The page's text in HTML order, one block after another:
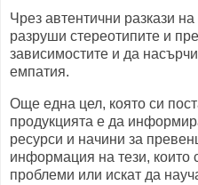
Чрез автентични разкази
разруши стереотипите и
зависимостите и да
емпатия.
Още една цел, която си
продукцията е да
ресурси и начини за
информация на тези, които
проблеми или искат да